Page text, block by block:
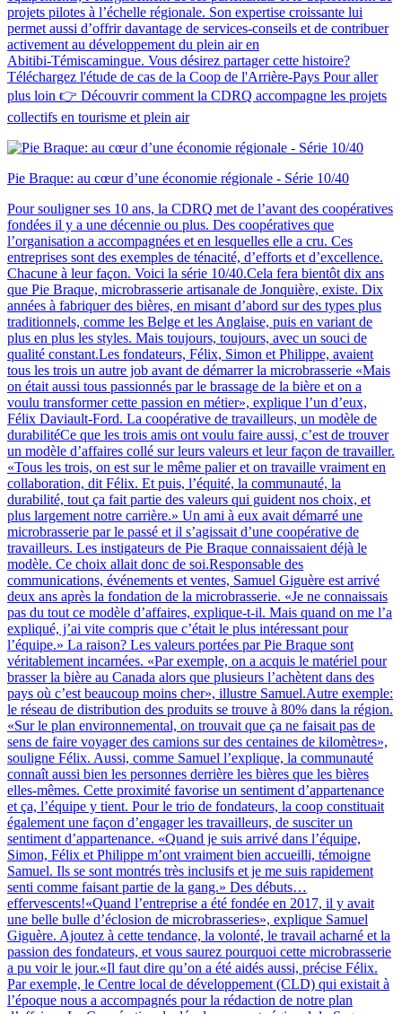
projets pilotes à l’échelle régionale. Son expertise croissante lui
permet aussi d’offrir davantage de services‑conseils et de contribuer
activement au développement du plein air en
Abitibi‑Témiscamingue. Vous désirez partager cette histoire?
Téléchargez l'étude de cas de la Coop de l'Arrière-Pays Pour aller
plus loin 👉 Découvrir comment la CDRQ accompagne les projets
collectifs en tourisme et plein air
Pie Braque: au cœur d’une économie régionale - Série 10/40
Pour souligner ses 10 ans, la CDRQ met de l’avant des coopératives
fondées il y a une décennie ou plus. Des coopératives que
l’organisation a accompagnées et en lesquelles elle a cru. Ces
entreprises sont des exemples de ténacité, d’efforts et d’excellence.
Chacune à leur façon. Voici la série 10/40.Cela fera bientôt dix ans
que Pie Braque, microbrasserie artisanale de Jonquière, existe. Dix
années à fabriquer des bières, en misant d’abord sur des types plus
traditionnels, comme les Belge et les Anglaise, puis en variant de
plus en plus les styles. Mais toujours, toujours, avec un souci de
qualité constant.Les fondateurs, Félix, Simon et Philippe, avaient
tous les trois un autre job avant de démarrer la microbrasserie «Mais
on était aussi tous passionnés par le brassage de la bière et on a
voulu transformer cette passion en métier», explique l’un d’eux,
Félix Daviault-Ford. La coopérative de travailleurs, un modèle de
durabilitéCe que les trois amis ont voulu faire aussi, c’est de trouver
un modèle d’affaires collé sur leurs valeurs et leur façon de travailler.
«Tous les trois, on est sur le même palier et on travaille vraiment en
collaboration, dit Félix. Et puis, l’équité, la communauté, la
durabilité, tout ça fait partie des valeurs qui guident nos choix, et
plus largement notre carrière.» Un ami à eux avait démarré une
microbrasserie par le passé et il s’agissait d’une coopérative de
travailleurs. Les instigateurs de Pie Braque connaissaient déjà le
modèle. Ce choix allait donc de soi.Responsable des
communications, événements et ventes, Samuel Giguère est arrivé
deux ans après la fondation de la microbrasserie. «Je ne connaissais
pas du tout ce modèle d’affaires, explique-t-il. Mais quand on me l’a
expliqué, j’ai vite compris que c’était le plus intéressant pour
l’équipe.» La raison? Les valeurs portées par Pie Braque sont
véritablement incarnées. «Par exemple, on a acquis le matériel pour
brasser la bière au Canada alors que plusieurs l’achètent dans des
pays où c’est beaucoup moins cher», illustre Samuel.Autre exemple:
le réseau de distribution des produits se trouve à 80% dans la région.
«Sur le plan environnemental, on trouvait que ça ne faisait pas de
sens de faire voyager des camions sur des centaines de kilomètres»,
souligne Félix. Aussi, comme Samuel l’explique, la communauté
connaît aussi bien les personnes derrière les bières que les bières
elles-mêmes. Cette proximité favorise un sentiment d’appartenance
et ça, l’équipe y tient. Pour le trio de fondateurs, la coop constituait
également une façon d’engager les travailleurs, de susciter un
sentiment d’appartenance. «Quand je suis arrivé dans l’équipe,
Simon, Félix et Philippe m’ont vraiment bien accueilli, témoigne
Samuel. Ils se sont montrés très inclusifs et je me suis rapidement
senti comme faisant partie de la gang.» Des débuts…
effervescents!«Quand l’entreprise a été fondée en 2017, il y avait
une belle bulle d’éclosion de microbrasseries», explique Samuel
Giguère. Ajoutez à cette tendance, la volonté, le travail acharné et la
passion des fondateurs, et vous saurez pourquoi cette microbrasserie
a pu voir le jour.«Il faut dire qu’on a été aidés aussi, précise Félix.
Par exemple, le Centre local de développement (CLD) qui existait à
l’époque nous a accompagnés pour la rédaction de notre plan